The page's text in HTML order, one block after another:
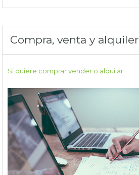
Compra, venta y alquiler
Si quiere comprar vender o alquilar